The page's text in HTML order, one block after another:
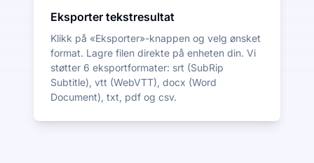
Eksporter tekstresultat
Klikk på «Eksporter»-knappen og velg ønsket
format. Lagre filen direkte på enheten din. Vi
støtter 6 eksportformater: srt (SubRip
Subtitle), vtt (WebVTT), docx (Word
Document), txt, pdf og csv.